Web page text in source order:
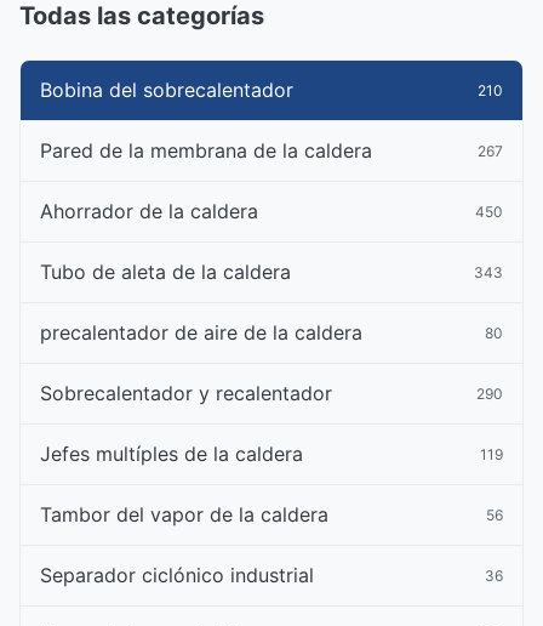
Todas las categorías
Bobina del sobrecalentador 210
Pared de la membrana de la caldera 267
Ahorrador de la caldera 450
Tubo de aleta de la caldera 343
precalentador de aire de la caldera 80
Sobrecalentador y recalentador 290
Jefes multíples de la caldera 119
Tambor del vapor de la caldera 56
Separador ciclónico industrial 36